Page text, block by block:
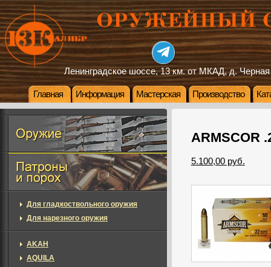
Ленинградское шоссе, 13 км. от МКАД, д. Черная
Главная Информация Мастерская Производство
ARMSCOR
5.100,00 руб.
Для гладкоствольного оружия
Для нарезного оружия
AKAH
AQUILA